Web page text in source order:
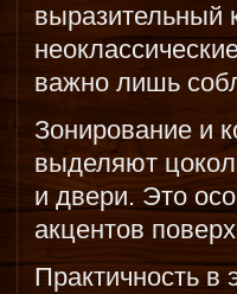
выразительный
важно лишь
Зонирование и
выделяют
и двери. Это
акцентов
Практичность